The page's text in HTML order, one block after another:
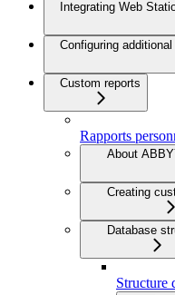
Integrating Web
Configuring
Custom reports
Rapports
About
Creating
Database
Structure